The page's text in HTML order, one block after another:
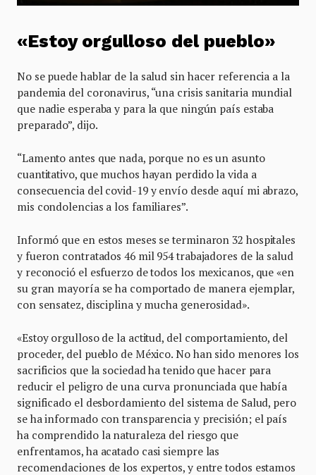
«Estoy orgulloso del pueblo»
No se puede hablar de la salud sin hacer referencia a la
pandemia del coronavirus, “una crisis sanitaria mundial
que nadie esperaba y para la que ningún país estaba
preparado”, dijo.
“Lamento antes que nada, porque no es un asunto
cuantitativo, que muchos hayan perdido la vida a
consecuencia del covid-19 y envío desde aquí mi abrazo,
mis condolencias a los familiares”.
Informó que en estos meses se terminaron 32 hospitales
y fueron contratados 46 mil 954 trabajadores de la salud
y reconoció el esfuerzo de todos los mexicanos, que «en
su gran mayoría se ha comportado de manera ejemplar,
con sensatez, disciplina y mucha generosidad».
«Estoy orgulloso de la actitud, del comportamiento, del
proceder, del pueblo de México. No han sido menores los
sacrificios que la sociedad ha tenido que hacer para
reducir el peligro de una curva pronunciada que había
significado el desbordamiento del sistema de Salud, pero
se ha informado con transparencia y precisión; el país
ha comprendido la naturaleza del riesgo que
enfrentamos, ha acatado casi siempre las
recomendaciones de los expertos, y entre todos estamos